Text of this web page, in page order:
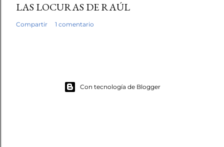
LAS LOCURAS DE RAÚL
Compartir 1 comentario
Con tecnología de Blogger